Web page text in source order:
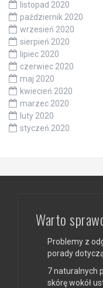
listopad 2020
październik 2020
wrzesień 2020
sierpień 2020
lipiec 2020
czerwiec 2020
maj 2020
kwiecień 2020
marzec 2020
luty 2020
styczeń 2020
Warto
Problemy z
porady
7 naturalnych
skórę wokół